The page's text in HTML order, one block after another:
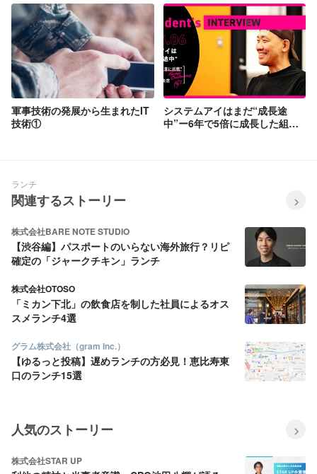
軍事技術の発展から生まれたIT
技術①
システムアイはまだ“成長途
中”ー6年で5倍に成長した組織
ランチ
関連するストーリー
株式会社BARE NOTE STUDIO
【渋谷編】パスポートのいらない海外旅行？リピ
確定の「ジャークチキン」ランチ
株式会社OTOSO
「ミカン下北」の飲食店を制した社員によるオス
スメランチ4選
グラム株式会社（gram Inc.）
【ゆるっと投稿】遅めランチの方必見！恵比寿東
口のランチ15選
人気のストーリー
株式会社STAR UP